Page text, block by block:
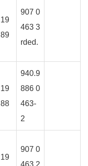
19
89
907 0
463 3
rded.
19
88
940.9
886 0
463-
2
19
907 0